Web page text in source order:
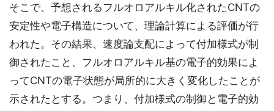
そこで、予想されるフルオロアルキル化されたCNTの
安定性や電子構造について、理論計算による評価が行
われた。その結果、速度論支配によって付加様式が制
御されたこと、フルオロアルキル基の電子的効果によ
ってCNTの電子状態が局所的に大きく変化したことが
示されたとする。つまり、付加様式の制御と電子的効